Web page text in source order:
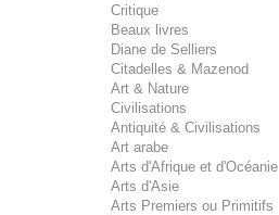
Critique
Beaux livres
Diane de Selliers
Citadelles & Mazenod
Art & Nature
Civilisations
Antiquité & Civilisations
Art arabe
Arts d'Afrique et d'Océanie
Arts d'Asie
Arts Premiers ou Primitifs